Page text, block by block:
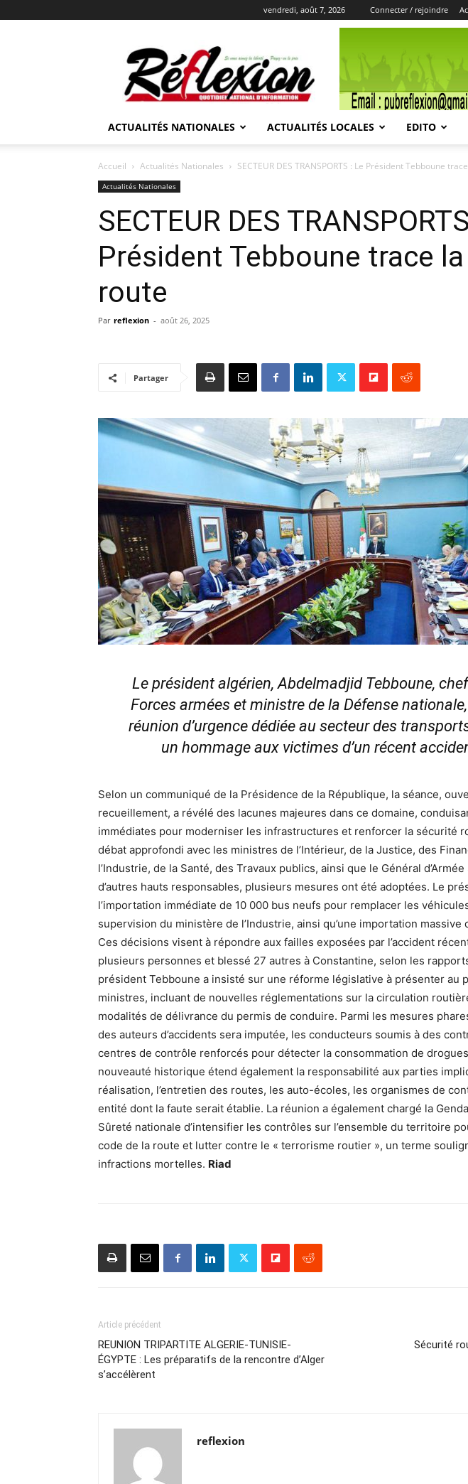
vendredi, août 7, 2026 Connecter / rejoindre
REFLEXION
ACTUALITÉS NATIONALES ACTUALITÉS LOCALES EDITO
Accueil Actualités Nationales SECTEUR DES TRANSPORTS : Le Président Tebboune
Actualités Nationales
SECTEUR DES
Président Tebboune trace
route
Par reflexion - août 26, 2025
Partager
Le président algérien, Abdelmadjid Tebboune,
Forces armées et ministre de la Défense
réunion d’urgence dédiée au secteur des
un hommage aux victimes d’un récent
Selon un communiqué de la Présidence de la République, la séance,
recueillement, a révélé des lacunes majeures dans ce domaine,
immédiates pour moderniser les infrastructures et renforcer la sécurité
débat approfondi avec les ministres de l’Intérieur, de la Justice, des
l’Industrie, de la Santé, des Travaux publics, ainsi que le Général
d’autres hauts responsables, plusieurs mesures ont été adoptées. Le
l’importation immédiate de 10 000 bus neufs pour remplacer les
supervision du ministère de l’Industrie, ainsi qu’une importation
Ces décisions visent à répondre aux failles exposées par l’accident
plusieurs personnes et blessé 27 autres à Constantine, selon les
président Tebboune a insisté sur une réforme législative à présenter au
ministres, incluant de nouvelles réglementations sur la circulation
modalités de délivrance du permis de conduire. Parmi les mesures
des auteurs d’accidents sera imputée, les conducteurs soumis à des
centres de contrôle renforcés pour détecter la consommation de
nouveauté historique étend également la responsabilité aux parties
réalisation, l’entretien des routes, les auto-écoles, les organismes de
entité dont la faute serait établie. La réunion a également chargé la
Sûreté nationale d’intensifier les contrôles sur l’ensemble du territoire
code de la route et lutter contre le « terrorisme routier », un terme
infractions mortelles. Riad
Article précédent
REUNION TRIPARTITE ALGERIE-TUNISIE-
ÉGYPTE : Les préparatifs de la rencontre d’Alger
s’accélèrent
Sécurité
reflexion